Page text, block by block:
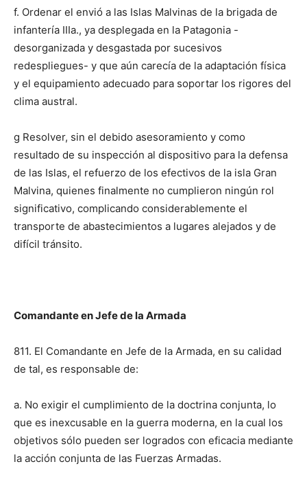
f. Ordenar el envió a las Islas Malvinas de la brigada de
infantería IIIa., ya desplegada en la Patagonia -
desorganizada y desgastada por sucesivos
redespliegues- y que aún carecía de la adaptación física
y el equipamiento adecuado para soportar los rigores del
clima austral.
g Resolver, sin el debido asesoramiento y como
resultado de su inspección al dispositivo para la defensa
de las Islas, el refuerzo de los efectivos de la isla Gran
Malvina, quienes finalmente no cumplieron ningún rol
significativo, complicando considerablemente el
transporte de abastecimientos a lugares alejados y de
difícil tránsito.
Comandante en Jefe de la Armada
811. El Comandante en Jefe de la Armada, en su calidad
de tal, es responsable de:
a. No exigir el cumplimiento de la doctrina conjunta, lo
que es inexcusable en la guerra moderna, en la cual los
objetivos sólo pueden ser logrados con eficacia mediante
la acción conjunta de las Fuerzas Armadas.